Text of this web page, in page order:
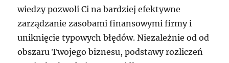
wiedzy pozwoli Ci na bardziej efektywne
zarządzanie zasobami finansowymi firmy i
uniknięcie typowych błędów. Niezależnie od od
obszaru Twojego biznesu, podstawy rozliczeń